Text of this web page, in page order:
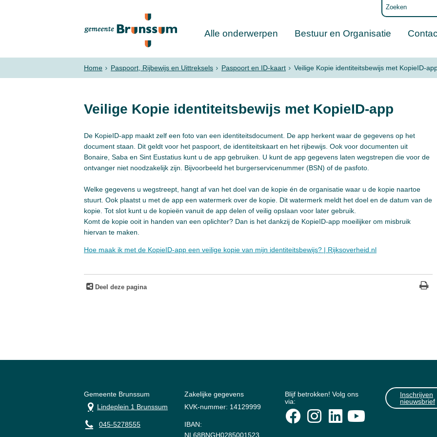
Alle onderwerpen Bestuur en Organisatie
Home Paspoort, Rijbewijs en Uittreksels Paspoort en ID-kaart Veilige Kopie identiteitsbewijs met KopieID-
Veilige Kopie identiteitsbewijs met KopieID-app
De KopieID-app maakt zelf een foto van een identiteitsdocument. De app herkent waar de gegevens op het
document staan. Dit geldt voor het paspoort, de identiteitskaart en het rijbewijs. Ook voor documenten uit
Bonaire, Saba en Sint Eustatius kunt u de app gebruiken. U kunt de app gegevens laten wegstrepen die voor de
ontvanger niet noodzakelijk zijn. Bijvoorbeeld het burgerservicenummer (BSN) of de pasfoto.
Welke gegevens u wegstreept, hangt af van het doel van de kopie én de organisatie waar u de kopie naartoe
stuurt. Ook plaatst u met de app een watermerk over de kopie. Dit watermerk meldt het doel en de datum van de
kopie. Tot slot kunt u de kopieën vanuit de app delen of veilig opslaan voor later gebruik.
Komt de kopie ooit in handen van een oplichter? Dan is het dankzij de KopieID-app moeilijker om misbruik
hiervan te maken.
Hoe maak ik met de KopieID-app een veilige kopie van mijn identiteitsbewijs? | Rijksoverheid.nl
Deel deze pagina
Gemeente Brunssum
Lindeplein 1 Brunssum
045-5278555
Zakelijke gegevens
KVK-nummer: 14129999
IBAN:
NL68BNGH0285001523
Blijf betrokken! Volg ons
via:
Inschrijven
nieuwsbrief